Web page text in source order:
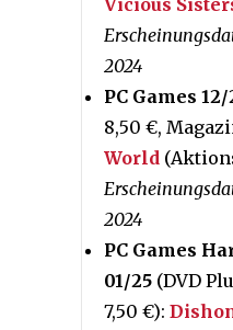
Vicious
2024
PC Games
8,50 €,
World
2024
PC Games
01/25 (DVD
7,50 €):